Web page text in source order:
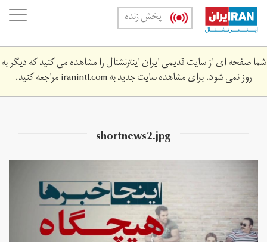
Skip
main
content
پخش زنده
شما صفحه ای از سایت قدیمی ایران اینترنشنال را مشاهده می کنید که دیگر به
روز نمی شود. برای مشاهده سایت جدید بهiranintl.comمراجعه کنید.
shortnews2.jpg